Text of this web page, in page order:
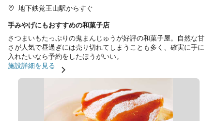
地下鉄覚王山駅からすぐ
手みやげにもおすすめの和菓子店
さつまいもたっぷりの鬼まんじゅうが好評の和菓子屋。自然な甘
さが人気で昼過ぎには売り切れてしまうことも多く、確実に手に
入れたいなら予約をしたほうがいい。
施設詳細を見る